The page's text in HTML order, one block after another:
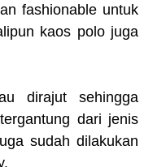
fashionable untuk
kaos polo juga
dirajut sehingga
dari jenis
sudah dilakukan